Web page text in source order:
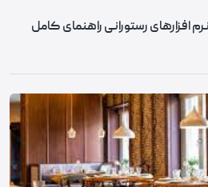
افزارهای رستورانی راهنمای کامل